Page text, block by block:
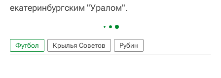
екатеринбургским "Уралом".
Футбол Крылья Советов Рубин